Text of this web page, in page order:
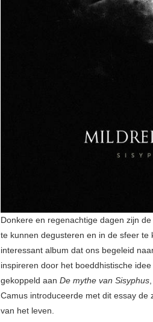
Donkere en regenachtige dagen zijn
te kunnen degusteren en in de sfeer te
interessant album dat ons begeleid
inspireren door het boeddhistische
gekoppeld aan De mythe van Sisyphus
Camus introduceerde met dit essay
van het leven.